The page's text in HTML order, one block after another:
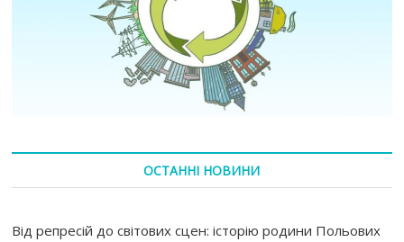
ОСТАННІ НОВИНИ
Від репресій до світових сцен: історію родини Польових